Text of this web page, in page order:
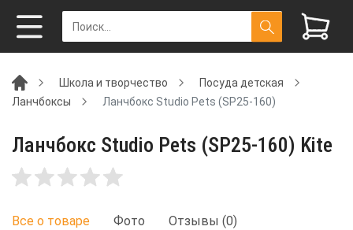
Школа и творчество
Посуда детская
Ланчбоксы
Ланчбокс Studio Pets (SP25-160)
Ланчбокс Studio Pets (SP25-160) Kite
Все о товаре Фото Отзывы (0)